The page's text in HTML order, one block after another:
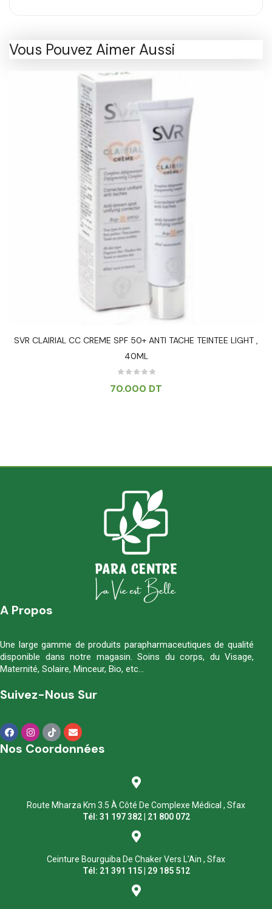
Vous Pouvez Aimer Aussi
SVR CLAIRIAL CC CREME SPF 50+ ANTI TACHE TEINTEE LIGHT ,
40ML
70.000 DT
A Propos
Une large gamme de produits parapharmaceutiques de qualité
disponible dans notre magasin. Soins du corps, du Visage,
Maternité, Solaire, Minceur, Bio, etc…
Suivez-Nous Sur
Nos Coordonnées
Route Mharza Km 3.5 À Côté De Complexe Médical , Sfax
Tél: 31 197 382 | 21 800 072
Ceinture Bourguiba De Chaker Vers L'Ain , Sfax
Tél: 21 391 115 | 29 185 512